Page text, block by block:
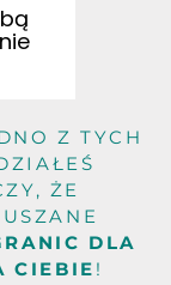
Z TYCH
ŻE
DLA
CIEBIE !